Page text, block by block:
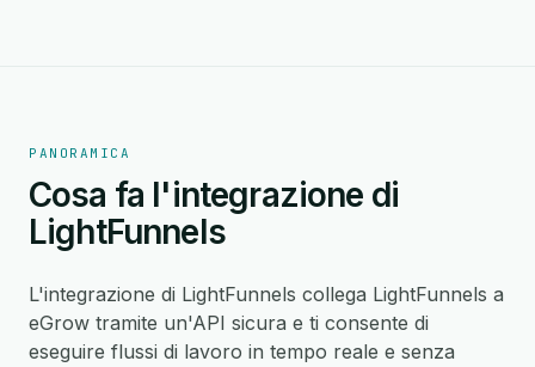
PANORAMICA
Cosa fa l'integrazione di
LightFunnels
L'integrazione di LightFunnels collega LightFunnels a
eGrow tramite un'API sicura e ti consente di
eseguire flussi di lavoro in tempo reale e senza